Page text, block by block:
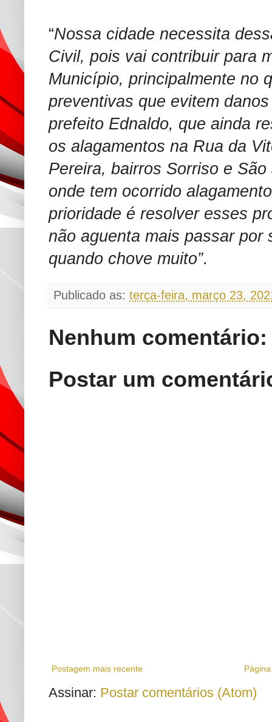
“Nossa cidade necessita
Civil, pois vai contribuir para
Município, principalmente no
preventivas que evitem
prefeito Ednaldo, que ainda
os alagamentos na Rua da
Pereira, bairros Sorriso e
onde tem ocorrido
prioridade é resolver esses
não aguenta mais passar por
quando chove muito”.
Publicado as: terça-feira, março 23,
Nenhum comentário:
Postar um
Postagem mais recente
Assinar: Postar comentários (Atom)